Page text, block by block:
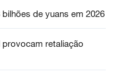
de yuans em 2026
retaliação